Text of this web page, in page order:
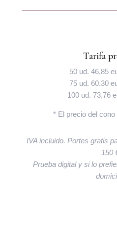
Tarifa
50 ud. 46,85
75 ud. 60.30
100 ud. 73,76
* El precio del
IVA incluido. Portes gratis
150
Prueba digital y si lo